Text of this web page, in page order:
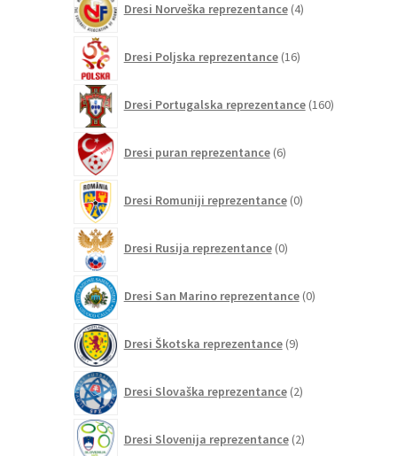
Dresi Norveška reprezentance 4izdelki
Dresi Poljska reprezentance 16izdelkov
Dresi Portugalska reprezentance 160izdelkov
Dresi puran reprezentance 6izdelkov
Dresi Romuniji reprezentance 0izdelkov
Dresi Rusija reprezentance 0izdelkov
Dresi San Marino reprezentance 0izdelkov
Dresi Škotska reprezentance 9izdelkov
Dresi Slovaška reprezentance 2izdelka
Dresi Slovenija reprezentance 2izdelka